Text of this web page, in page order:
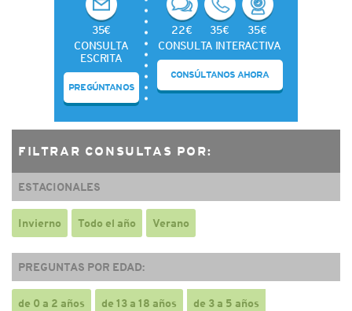
35€
CONSULTA
ESCRITA
PREGÚNTANOS
22€ 35€
35€
CONSULTA INTERACTIVA
CONSÚLTANOS AHORA
FILTRAR CONSULTAS POR:
ESTACIONALES
Invierno Todo el año Verano
PREGUNTAS POR EDAD:
de 0 a 2 años de 13 a 18 años de 3 a 5 años